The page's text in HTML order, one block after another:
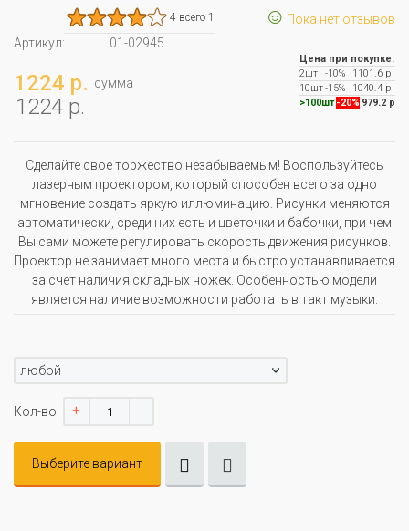
4 всего 1 ☺ Пока нет отзывов
Артикул:
01-02945
1224 р. сумма
1224 р.
Цена при покупке:
2шт
-10%
1101.6 р
10шт-15%
1040.4 р
>100шт -20% 979.2 р
Сделайте свое торжество незабываемым! Воспользуйтесь
лазерным проектором, который способен всего за одно
мгновение создать яркую иллюминацию. Рисунки меняются
автоматически, среди них есть и цветочки и бабочки, при чем
Вы сами можете регулировать скорость движения рисунков.
Проектор не занимает много места и быстро устанавливается
за счет наличия складных ножек. Особенностью модели
является наличие возможности работать в такт музыки.
любой
Кол-во: + -
Выберите вариант